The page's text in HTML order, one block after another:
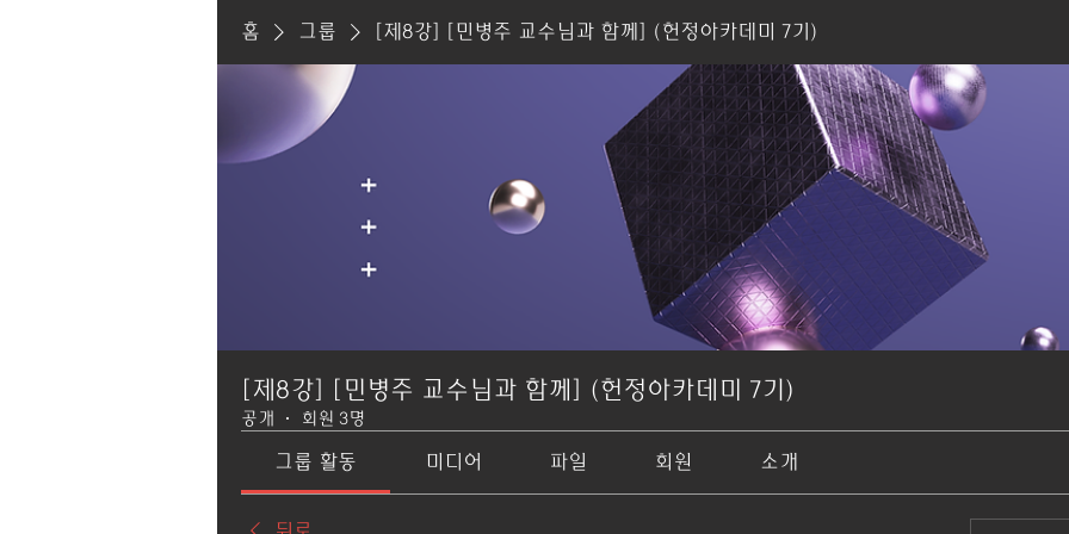
홈 그룹 [제8강] [민병주 교수님과 함께] (헌정아카데미 7기)
[제8강] [민병주 교수님과 함께] (헌정아카데미 7기)
공개 · 회원 3명
그룹 활동 미디어 파일 회원 소개